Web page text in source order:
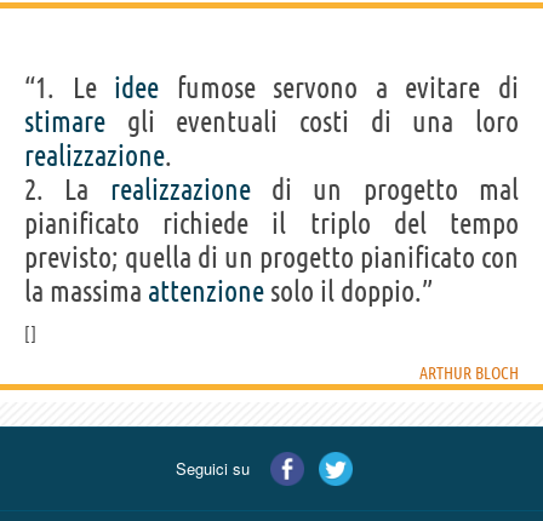
“1. Le idee fumose servono a evitare di
stimare gli eventuali costi di una loro
realizzazione.
2. La realizzazionedi un progetto mal
pianificato richiede il triplo del tempo
previsto; quella di un progetto pianificato con
la massima attenzione solo il doppio.”
ARTHUR BLOCH
Seguici su